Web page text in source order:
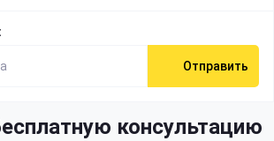
Отправить
консультацию